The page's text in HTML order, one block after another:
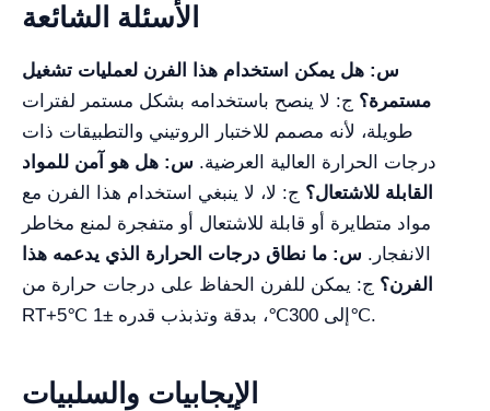
الأسئلة الشائعة
س: هل يمكن استخدام هذا الفرن لعمليات تشغيل
مستمرة؟ ج: لا ينصح باستخدامه بشكل مستمر لفترات
طويلة، لأنه مصمم للاختبار الروتيني والتطبيقات ذات
درجات الحرارة العالية العرضية. س: هل هو آمن للمواد
القابلة للاشتعال؟ ج: لا، لا ينبغي استخدام هذا الفرن مع
مواد متطايرة أو قابلة للاشتعال أو متفجرة لمنع مخاطر
الانفجار. س: ما نطاق درجات الحرارة الذي يدعمه هذا
الفرن؟ ج: يمكن للفرن الحفاظ على درجات حرارة من
RT+5℃ إلى 300℃، بدقة وتذبذب قدره ±1℃.
الإيجابيات والسلبيات